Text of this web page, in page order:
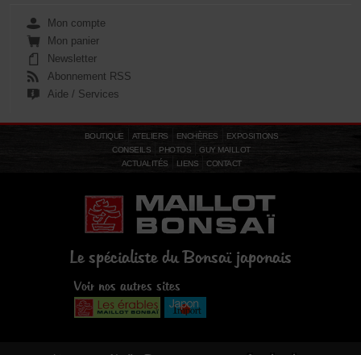
Mon compte
Mon panier
Newsletter
Abonnement RSS
Aide / Services
BOUTIQUE ATELIERS ENCHÈRES
EXPOSITIONS
CONSEILS
PHOTOS
GUY MAILLOT
ACTUALITÉS
LIENS CONTACT
Le spécialiste du Bonsaï japonais
Voir nos autres sites